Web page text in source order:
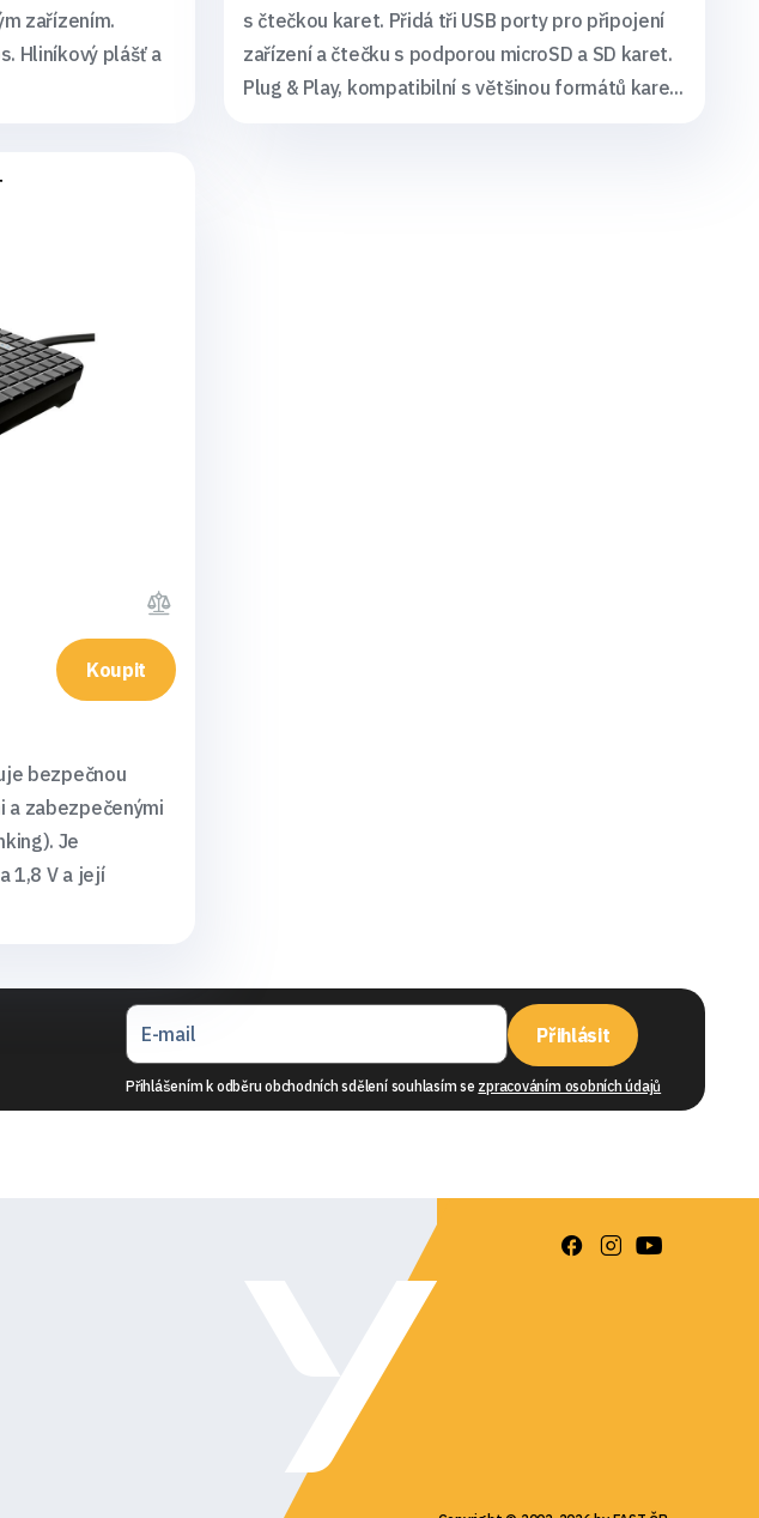
zařízením.
Hliníkový plášť a
s čtečkou karet. Přidá tři USB porty pro připojení
zařízení a čtečku s podporou microSD a SD karet.
Plug & Play, kompatibilní s většinou formátů kare...
Koupit
bezpečnou
a zabezpečenými
Je
1,8 V a její
Přihlásit
Přihlášením k odběru obchodních sdělení souhlasím se zpracováním osobních údajů